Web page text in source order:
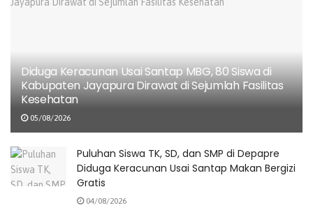
Diduga Keracunan Usai Santap MBG, 80 Siswa di
Kabupaten Jayapura Dirawat di Sejumlah Fasilitas
Kesehatan
05/08/2026
Puluhan Siswa TK, SD, dan SMP di Depapre
Diduga Keracunan Usai Santap Makan Bergizi
Gratis
04/08/2026